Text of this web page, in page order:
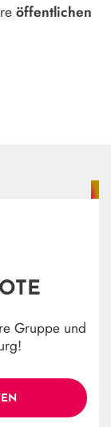
öffentlichen
Gruppe und